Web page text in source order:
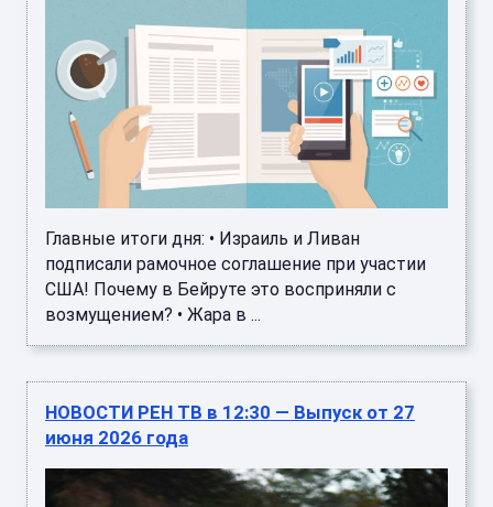
Главные итоги дня: • Израиль и Ливан
подписали рамочное соглашение при участии
США! Почему в Бейруте это восприняли с
возмущением? • Жара в ...
НОВОСТИ РЕН ТВ в 12:30 — Выпуск от 27
июня 2026 года